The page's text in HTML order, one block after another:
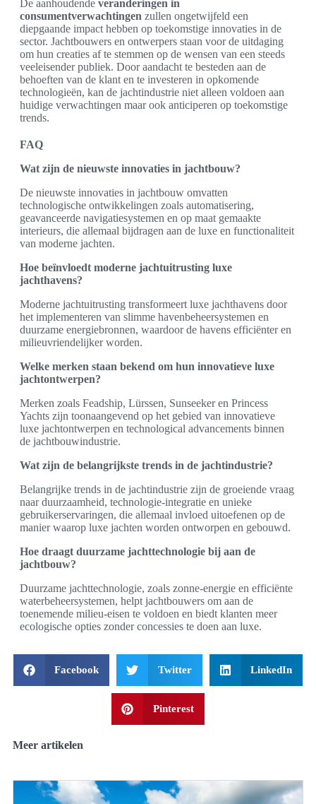
De aanhoudende veranderingen in
consumentverwachtingen zullen ongetwijfeld een
diepgaande impact hebben op toekomstige innovaties in de
sector. Jachtbouwers en ontwerpers staan voor de uitdaging
om hun creaties af te stemmen op de wensen van een steeds
veeleisender publiek. Door aandacht te besteden aan de
behoeften van de klant en te investeren in opkomende
technologieën, kan de jachtindustrie niet alleen voldoen aan
huidige verwachtingen maar ook anticiperen op toekomstige
trends.
FAQ
Wat zijn de nieuwste innovaties in jachtbouw?
De nieuwste innovaties in jachtbouw omvatten
technologische ontwikkelingen zoals automatisering,
geavanceerde navigatiesystemen en op maat gemaakte
interieurs, die allemaal bijdragen aan de luxe en functionaliteit
van moderne jachten.
Hoe beïnvloedt moderne jachtuitrusting luxe
jachthavens?
Moderne jachtuitrusting transformeert luxe jachthavens door
het implementeren van slimme havenbeheersystemen en
duurzame energiebronnen, waardoor de havens efficiënter en
milieuvriendelijker worden.
Welke merken staan bekend om hun innovatieve luxe
jachtontwerpen?
Merken zoals Feadship, Lürssen, Sunseeker en Princess
Yachts zijn toonaangevend op het gebied van innovatieve
luxe jachtontwerpen en technological advancements binnen
de jachtbouwindustrie.
Wat zijn de belangrijkste trends in de jachtindustrie?
Belangrijke trends in de jachtindustrie zijn de groeiende vraag
naar duurzaamheid, technologie-integratie en unieke
gebruikerservaringen, die allemaal invloed uitoefenen op de
manier waarop luxe jachten worden ontworpen en gebouwd.
Hoe draagt duurzame jachttechnologie bij aan de
jachtbouw?
Duurzame jachttechnologie, zoals zonne-energie en efficiënte
waterbeheersystemen, helpt jachtbouwers om aan de
toenemende milieu-eisen te voldoen en biedt klanten meer
ecologische opties zonder concessies te doen aan luxe.
Facebook Twitter LinkedIn
Pinterest
Meer artikelen